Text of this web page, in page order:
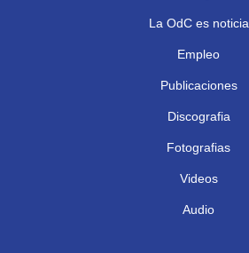
La OdC es noticia
Empleo
Publicaciones
Discografia
Fotografias
Videos
Audio